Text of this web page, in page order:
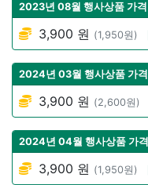
2023년 08월 행사상품 가격
3,900 원 (1,950원)
2024년 03월 행사상품 가격
3,900 원 (2,600원)
2024년 04월 행사상품 가격
3,900 원 (1,950원)